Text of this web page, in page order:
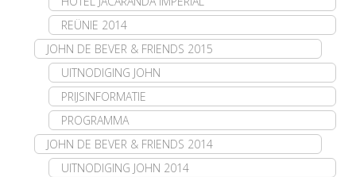
REÜNIE 2014
JOHN DE BEVER & FRIENDS 2015
UITNODIGING JOHN
PRIJSINFORMATIE
PROGRAMMA
JOHN DE BEVER & FRIENDS 2014
UITNODIGING JOHN 2014